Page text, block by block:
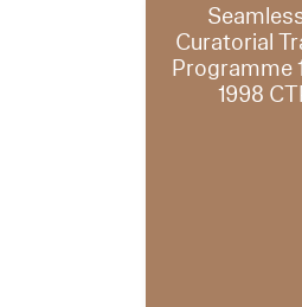
Curatorial
Programme
1998